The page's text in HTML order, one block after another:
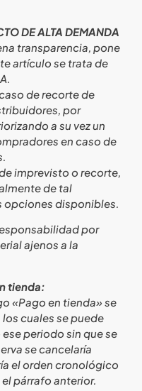
DE ALTA DEMANDA
transparencia, pone
artículo se trata de
de recorte de
por
a su vez un
en caso de
imprevisto o recorte,
de tal
opciones disponibles.
por
ajenos a la
tienda:
«Pago en tienda» se
cuales se puede
periodo sin que se
se cancelaría
el orden cronológico
párrafo anterior.